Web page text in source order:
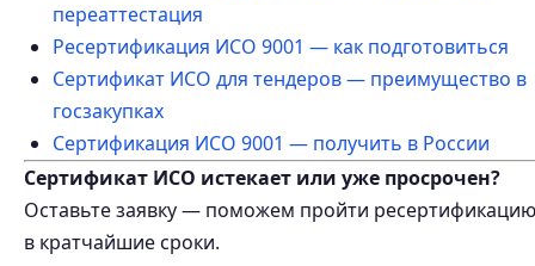
переаттестация
Ресертификация ИСО 9001 — как подготовиться
Сертификат ИСО для тендеров — преимущество в
госзакупках
Сертификация ИСО 9001 — получить в России
Сертификат ИСО истекает или уже просрочен?
Оставьте заявку — поможем пройти ресертификацию
в кратчайшие сроки.